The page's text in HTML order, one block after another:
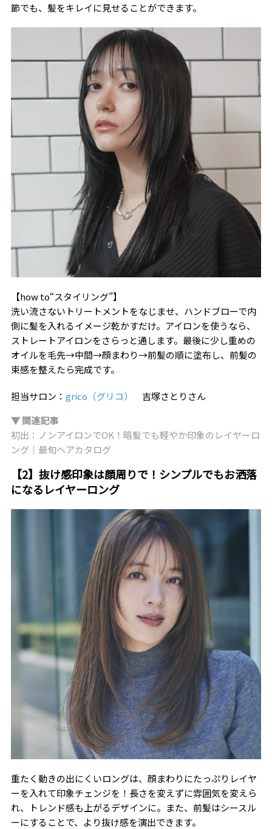
節でも、髪をキレイに見せることができます。
【how to“スタイリング”】
洗い流さないトリートメントをなじませ、ハンドブローで内
側に髪を入れるイメージ乾かすだけ。アイロンを使うなら、
ストレートアイロンをさらっと通します。最後に少し重めの
オイルを毛先→中間→顔まわり→前髪の順に塗布し、前髪の
束感を整えたら完成です。
担当サロン： grico（グリコ）
吉塚さとりさん
▼ 関連記事
初出：ノンアイロンでOK！暗髪でも軽やか印象のレイヤーロ
ング｜最旬ヘアカタログ
【2】抜け感印象は顔周りで！シンプルでもお洒落
になるレイヤーロング
重たく動きの出にくいロングは、顔まわりにたっぷりレイヤ
ーを入れて印象チェンジを！長さを変えずに雰囲気を変えら
れ、トレンド感も上がるデザインに。また、前髪はシースル
ーにすることで、より抜け感を演出できます。